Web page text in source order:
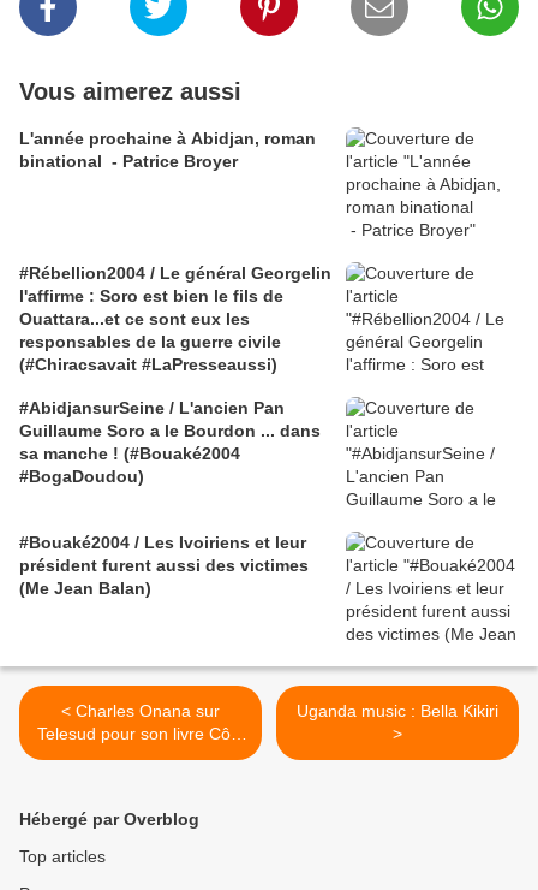
Vous aimerez aussi
L'année prochaine à Abidjan, roman
binational - Patrice Broyer
#Rébellion2004 / Le général Georgelin
l'affirme : Soro est bien le fils de
Ouattara...et ce sont eux les
responsables de la guerre civile
(#Chiracsavait #LaPresseaussi)
#AbidjansurSeine / L'ancien Pan
Guillaume Soro a le Bourdon ... dans
sa manche ! (#Bouaké2004
#BogaDoudou)
#Bouaké2004 / Les Ivoiriens et leur
président furent aussi des victimes
(Me Jean Balan)
< Charles Onana sur
Telesud pour son livre Côte
d'Ivoire, le coup d'État
Uganda music : Bella Kikiri
>
Hébergé par Overblog
Top articles